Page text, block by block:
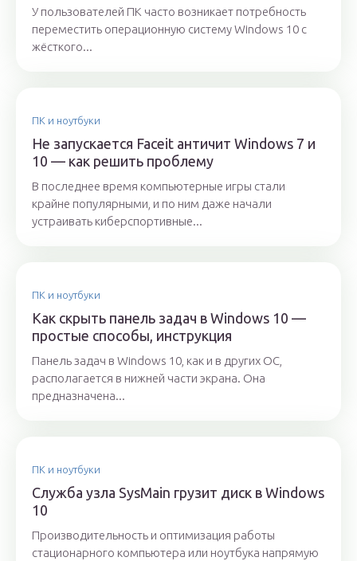
У пользователей ПК часто возникает потребность
переместить операционную систему Windows 10 с
жёсткого...
ПК и ноутбуки
Не запускается Faceit античит Windows 7 и
10 — как решить проблему
В последнее время компьютерные игры стали
крайне популярными, и по ним даже начали
устраивать киберспортивные...
ПК и ноутбуки
Как скрыть панель задач в Windows 10 —
простые способы, инструкция
Панель задач в Windows 10, как и в других ОС,
располагается в нижней части экрана. Она
предназначена...
ПК и ноутбуки
Служба узла SysMain грузит диск в Windows
10
Производительность и оптимизация работы
стационарного компьютера или ноутбука напрямую